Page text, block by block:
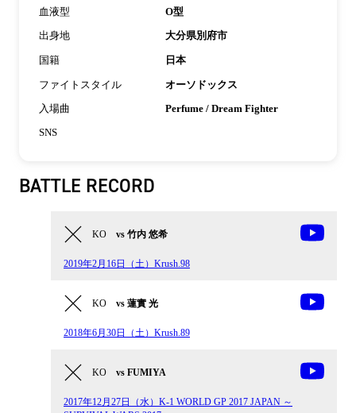
血液型 O型
出身地 大分県別府市
国籍 日本
ファイトスタイル オーソドックス
入場曲 Perfume / Dream Fighter
SNS
BATTLE RECORD
KO vs 竹内 悠希
2019年2月16日（土）Krush.98
KO vs 蓮實 光
2018年6月30日（土）Krush.89
KO vs FUMIYA
2017年12月27日（水）K-1 WORLD GP 2017 JAPAN ～